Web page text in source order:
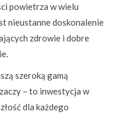
powietrza w wielu
nieustanne doskonalenie
zdrowie i dobre
szeroką gamą
– to inwestycja w
dla każdego